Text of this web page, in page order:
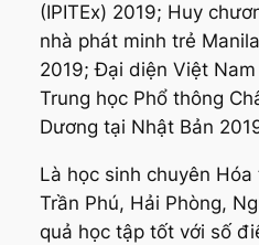
(IPITEx) 2019; Huy
nhà phát minh trẻ
2019; Đại diện Việt
Trung học Phổ thông
Dương tại Nhật Bản
Là học sinh chuyên
Trần Phú, Hải Phòng,
quả học tập tốt với số